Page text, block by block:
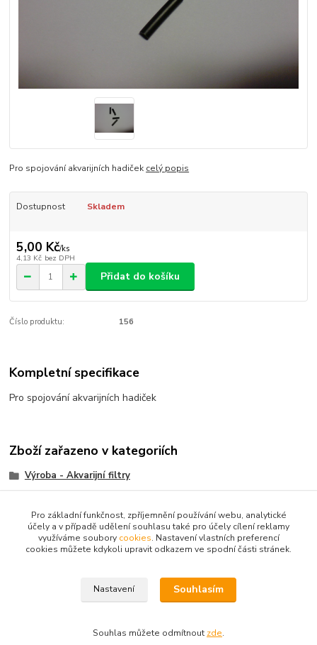
Pro spojování akvarijních hadiček celý popis
Dostupnost Skladem
5,00 Kč/ks
4,13 Kč bez DPH
Přidat do košíku
Číslo produktu: 156
Kompletní specifikace
Pro spojování akvarijních hadiček
Zboží zařazeno v kategoriích
Výroba - Akvarijní filtry
Upravit sběr cookies.
Pro základní funkčnost, zpříjemnění používání webu, analytické
účely a v případě udělení souhlasu také pro účely cílení reklamy
využíváme soubory cookies. Nastavení vlastních preferencí
cookies můžete kdykoli upravit odkazem ve spodní části stránek.
Nastavení Souhlasím
Souhlas můžete odmítnout zde.